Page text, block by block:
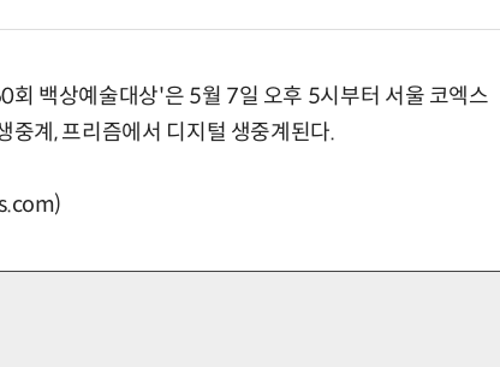
회 백상예술대상'은 5월 7일 오후 5시부터 서울 코엑스
계, 프리즘에서 디지털 생중계된다.